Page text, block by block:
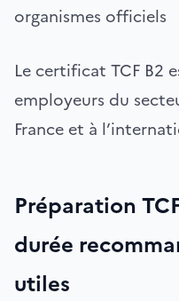
organismes officiels
Le certificat TCF B2
employeurs du
France et à
Préparation
durée
utiles